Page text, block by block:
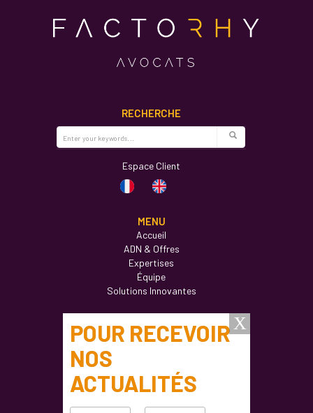
RECHERCHE
Espace Client
MENU
Accueil
ADN & Offres
Expertises
Équipe
Solutions Innovantes
Actualités
Carrières